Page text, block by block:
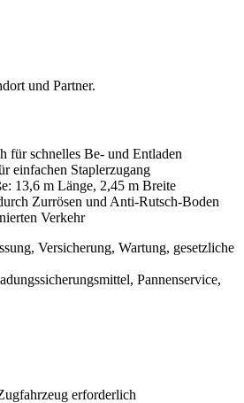
und Partner.
für schnelles Be- und Entladen
einfachen Staplerzugang
13,6 m Länge, 2,45 m Breite
Zurrösen und Anti-Rutsch-Boden
Verkehr
Versicherung, Wartung, gesetzliche
Pannenservice,
erforderlich